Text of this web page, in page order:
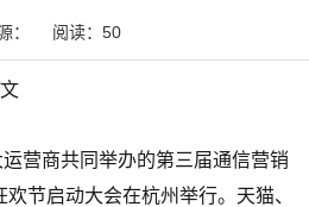
： 阅读：50
营商共同举办的第三届通信营销
节启动大会在杭州举行。 天猫、